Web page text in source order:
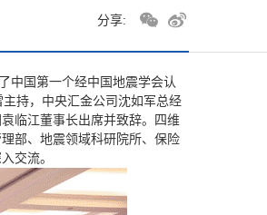
分享:
中国第一个经中国地震学会认
持，中央汇金公司沈如军总经
临江董事长出席并致辞。四维
部、地震领域科研院所、保险
交流。